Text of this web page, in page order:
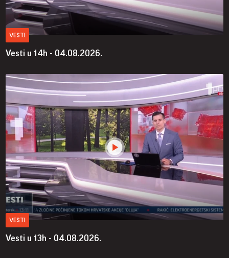
VESTI
Vesti u 14h - 04.08.2026.
VESTI
Vesti u 13h - 04.08.2026.